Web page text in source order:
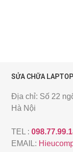
SỬA CHỮA
Địa chỉ: Số 22
Hà Nội
TEL :
EMAIL: